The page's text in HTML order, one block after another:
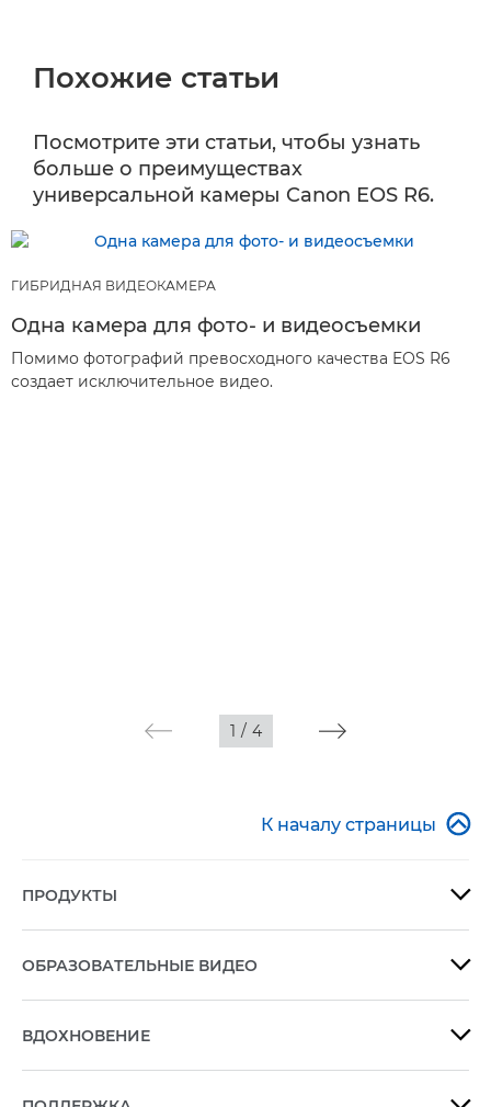
Похожие статьи
Посмотрите эти статьи, чтобы узнать
больше о преимуществах
универсальной камеры Canon EOS R6.
ГИБРИДНАЯ ВИДЕОКАМЕРА
Одна камера для фото- и видеосъемки
Помимо фотографий превосходного качества EOS R6
создает исключительное видео.
1 / 4
К началу страницы 
ПРОДУКТЫ 
ОБРАЗОВАТЕЛЬНЫЕ ВИДЕО 
ВДОХНОВЕНИЕ 